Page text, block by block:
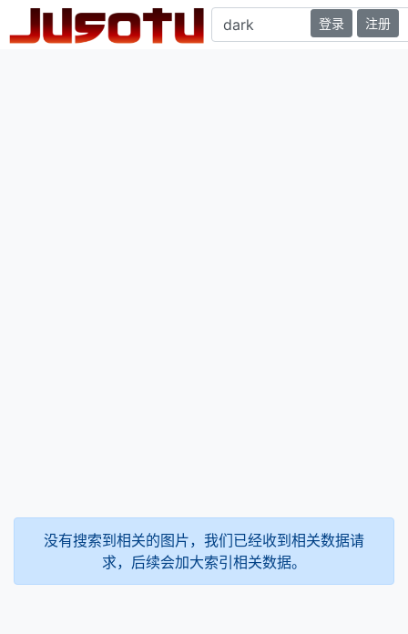
登录 注册
没有搜索到相关的图片，我们已经收到相关数据请
求，后续会加大索引相关数据。